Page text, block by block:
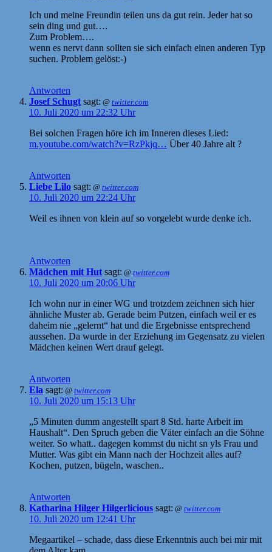
Ich und meine Freundin teilen uns da gut rein. Jeder hat so
sein ding und gut….
Zum Problem….
wenn es nervt dann sollten sie sich einfach einen anderen Typ
suchen. Problem gelöst:-)
Antworten
Josef Schugt sagt: @ twitter.com
10. Juli 2020 um 22:32 Uhr
Bei solchen Fragen höre ich im Inneren dieses Lied:
m.youtube.com/watch?v=RzPkjq… Über 40 Jahre alt ?
Antworten
Liebe Lilo sagt: @ twitter.com
10. Juli 2020 um 22:24 Uhr
Weil es ihnen von klein auf so vorgelebt wurde denke ich.
Antworten
Mädchen mit Hut sagt: @ twitter.com
10. Juli 2020 um 20:06 Uhr
Ich wohn nur in einer WG und trotzdem zeichnen sich hier
ähnliche Muster ab. Gerade beim Putzen, einfach weil er es
daheim nie „gelernt“ hat und die Ergebnisse entsprechend
aussehen. Da wurde in der Erziehung im Gegensatz zu vielen
Mädchen keinen Wert drauf gelegt.
Antworten
Ela sagt: @ twitter.com
10. Juli 2020 um 15:13 Uhr
„5 Minuten dumm angestellt spart 8 Std. harte Arbeit im
Haushalt“. Den Spruch geben die Väter einfach an die Söhne
weiter. So whatt.. dagegen kommst du nicht sn yls Frau und
Mutter. Was gibt ein Mann nach der Hochzeit alles auf?
Kochen, putzen, bügeln, waschen..
Antworten
Katharina Hilger Hilgerlicious sagt: @ twitter.com
10. Juli 2020 um 12:41 Uhr
Megaartikel – schade, dass diese Erkenntnis auch bei mir mit